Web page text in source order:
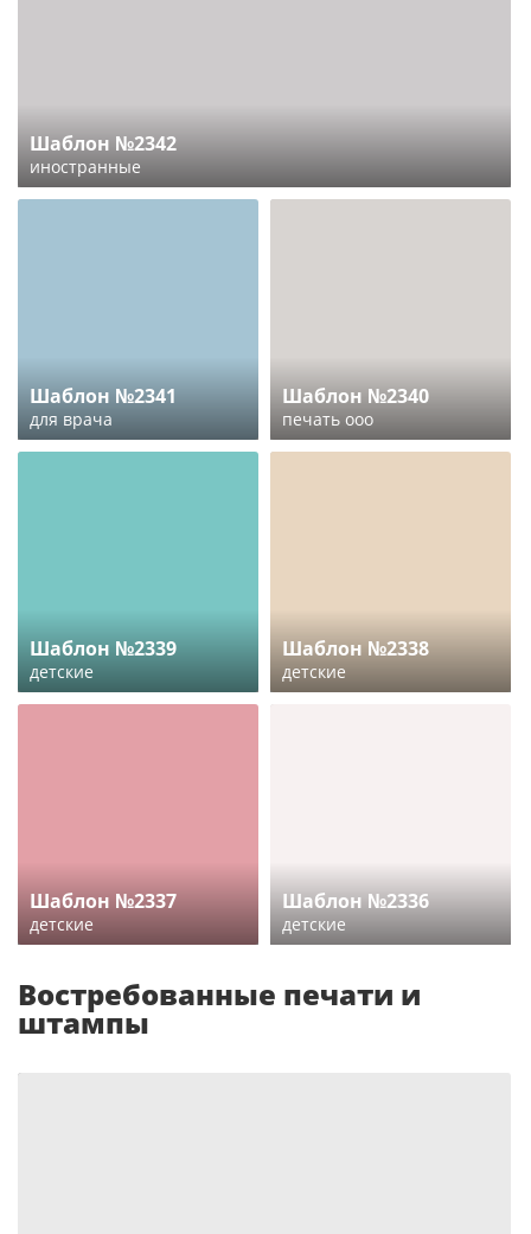
Шаблон №2342
иностранные
Шаблон №2341
для врача
Шаблон №2340
печать ооо
Шаблон №2339
детские
Шаблон №2338
детские
Шаблон №2337
детские
Шаблон №2336
детские
Востребованные печати и
штампы